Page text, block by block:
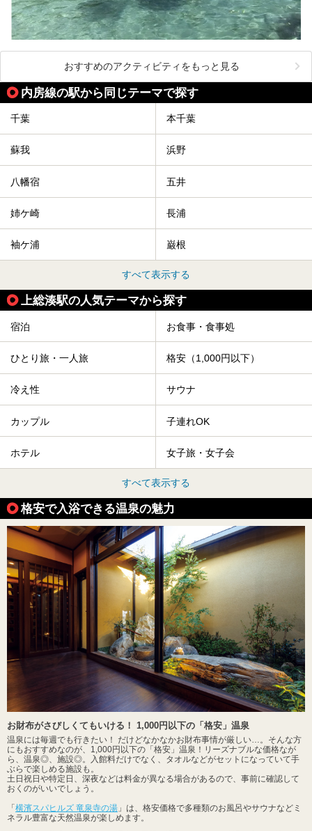
おすすめのアクティビティをもっと見る
内房線の駅から同じテーマで探す
千葉 本千葉
蘇我 浜野
八幡宿 五井
姉ケ崎 長浦
袖ケ浦 巌根
すべて表示する
上総湊駅の人気テーマから探す
宿泊 お食事・食事処
ひとり旅・一人旅 格安（1,000円以下）
冷え性 サウナ
カップル 子連れOK
ホテル 女子旅・女子会
すべて表示する
格安で入浴できる温泉の魅力
お財布がさびしくてもいける！ 1,000円以下の「格安」温泉
温泉には毎週でも行きたい！ だけどなかなかお財布事情が厳しい…。そんな方
にもおすすめなのが、1,000円以下の「格安」温泉！リーズナブルな価格なが
ら、温泉◎、施設◎。入館料だけでなく、タオルなどがセットになっていて手
ぶらで楽しめる施設も。
土日祝日や特定日、深夜などは料金が異なる場合があるので、事前に確認して
おくのがいいでしょう。
「 横濱スパヒルズ 竜泉寺の湯 」は、格安価格で多種類のお風呂やサウナなどミ
ネラル豊富な天然温泉が楽しめます。